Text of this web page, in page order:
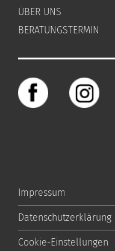
ÜBER UNS
BERATUNGSTERMIN
Impressum
Datenschutzerklärung
Cookie-Einstellungen